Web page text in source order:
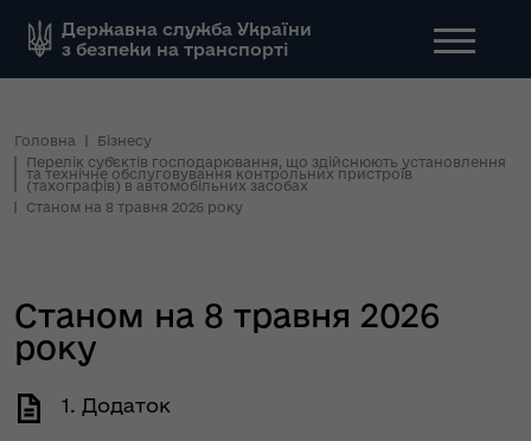
Державна служба України
з безпеки на транспорті
Головна
Бізнесу
Перелік суб'єктів господарювання, що здійснюють установлення
та технічне обслуговування контрольних пристроїв
(тахографів) в автомобільних засобах
Станом на 8 травня 2026 року
Станом на 8 травня 2026
року
1. Додаток